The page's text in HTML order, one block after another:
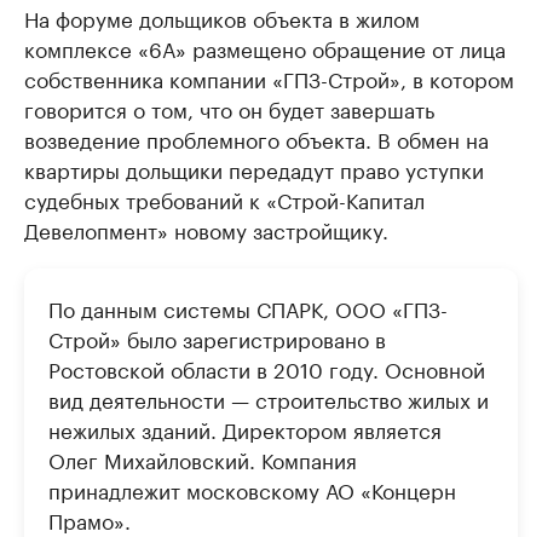
На форуме дольщиков объекта в жилом
комплексе «6А» размещено обращение от лица
собственника компании «ГПЗ-Строй», в котором
говорится о том, что он будет завершать
возведение проблемного объекта. В обмен на
квартиры дольщики передадут право уступки
судебных требований к «Строй-Капитал
Девелопмент» новому застройщику.
По данным системы СПАРК, ООО «ГПЗ-
Строй» было зарегистрировано в
Ростовской области в 2010 году. Основной
вид деятельности — строительство жилых и
нежилых зданий. Директором является
Олег Михайловский. Компания
принадлежит московскому АО «Концерн
Прамо».